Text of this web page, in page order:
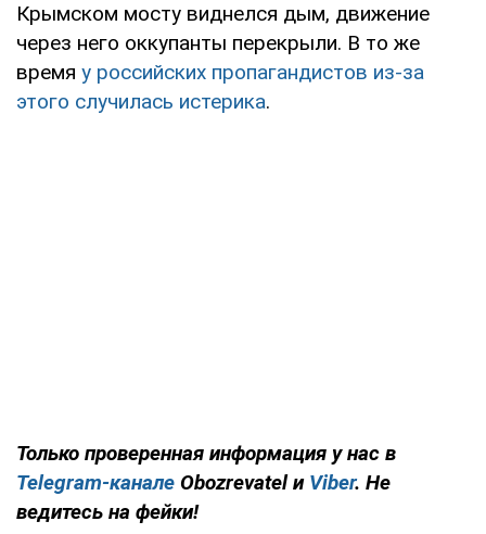
Крымском мосту виднелся дым, движение
через него оккупанты перекрыли. В то же
время у российских пропагандистов из-за
этого случилась истерика.
Только проверенная информация у нас в
Telegram-канале Obozrevatel и Viber. Не
ведитесь на фейки!